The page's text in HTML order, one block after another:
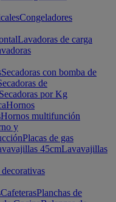
Congeladores
Lavadoras de carga
Secadoras con bomba de
de
Secadoras por Kg
Hornos
Hornos multifunción
y
Placas de gas
45cmLavavajillas
CafeterasPlanchas de